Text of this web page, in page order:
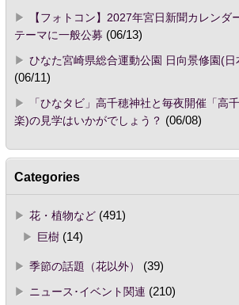
【フォトコン】2027年宮日新聞カレンダ
テーマに一般公募 (06/13)
ひなた宮崎県総合運動公園 日向景修園(日
(06/11)
「ひなタビ」高千穂神社と毎夜開催「高
楽)の見学はいかがでしょう？ (06/08)
Categories
花・植物など(491)
巨樹(14)
季節の話題（花以外）
(39)
ニュース･イベント関連 (210)